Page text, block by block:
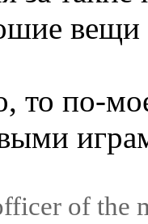
вещи
то по-
of the